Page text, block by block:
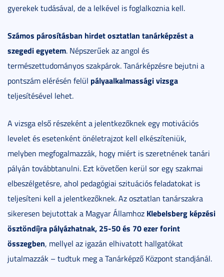
gyerekek tudásával, de a lelkével is foglalkoznia kell.
Számos párosításban hirdet osztatlan tanárképzést a
szegedi egyetem. Népszerűek az angol és
természettudományos szakpárok. Tanárképzésre bejutni a
pontszám elérésén felül pályaalkalmassági vizsga
teljesítésével lehet.
A vizsga első részeként a jelentkezőknek egy motivációs
levelet és esetenként önéletrajzot kell elkészíteniük,
melyben megfogalmazzák, hogy miért is szeretnének tanári
pályán továbbtanulni. Ezt követően kerül sor egy szakmai
elbeszélgetésre, ahol pedagógiai szituációs feladatokat is
teljesíteni kell a jelentkezőknek. Az osztatlan tanárszakra
sikeresen bejutottak a Magyar Államhoz Klebelsberg képzési
ösztöndíjra pályázhatnak, 25-50 és 70 ezer forint
összegben, mellyel az igazán elhivatott hallgatókat
jutalmazzák – tudtuk meg a Tanárképző Központ standjánál.